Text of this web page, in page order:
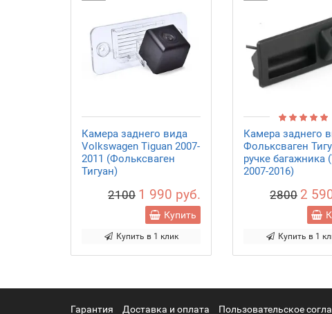
Камера заднего вида
Volkswagen Tiguan 2007-
2011 (Фольксваген
Тигуан)
2100 1 990 руб.
Купить
Купить в 1 клик
Камера заднего
Фольксваген
ручке багажника
2007-2016)
2800 2
Купить в 1
Гарантия Доставка и оплата Пользовательское